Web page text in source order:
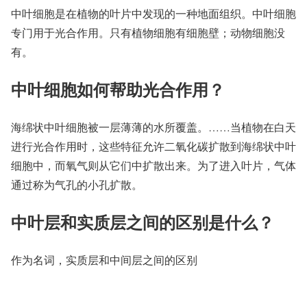
中叶细胞是在植物的叶片中发现的一种地面组织。中叶细胞
专门用于光合作用。只有植物细胞有细胞壁；动物细胞没
有。
中叶细胞如何帮助光合作用？
海绵状中叶细胞被一层薄薄的水所覆盖。……当植物在白天
进行光合作用时，这些特征允许二氧化碳扩散到海绵状中叶
细胞中，而氧气则从它们中扩散出来。为了进入叶片，气体
通过称为气孔的小孔扩散。
中叶层和实质层之间的区别是什么？
作为名词，实质层和中间层之间的区别